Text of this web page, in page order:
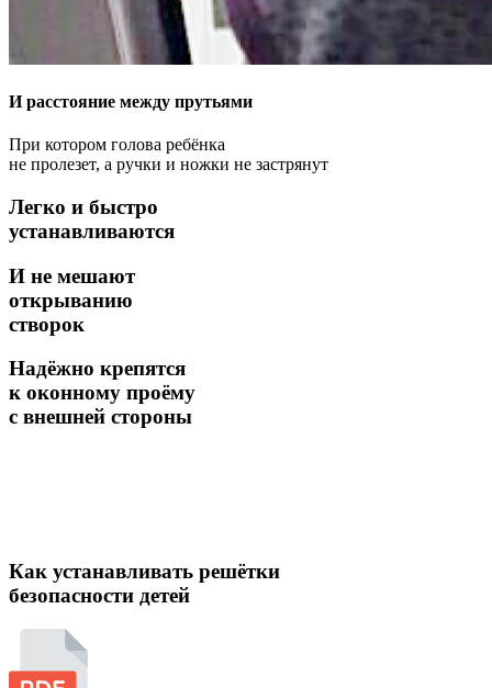
И расстояние между прутьями
При котором голова ребёнка
не пролезет, а ручки и ножки не застрянут
Легко и быстро
устанавливаются
И не мешают
открыванию
створок
Надёжно крепятся
к оконному проёму
с внешней стороны
Как устанавливать решётки
безопасности детей